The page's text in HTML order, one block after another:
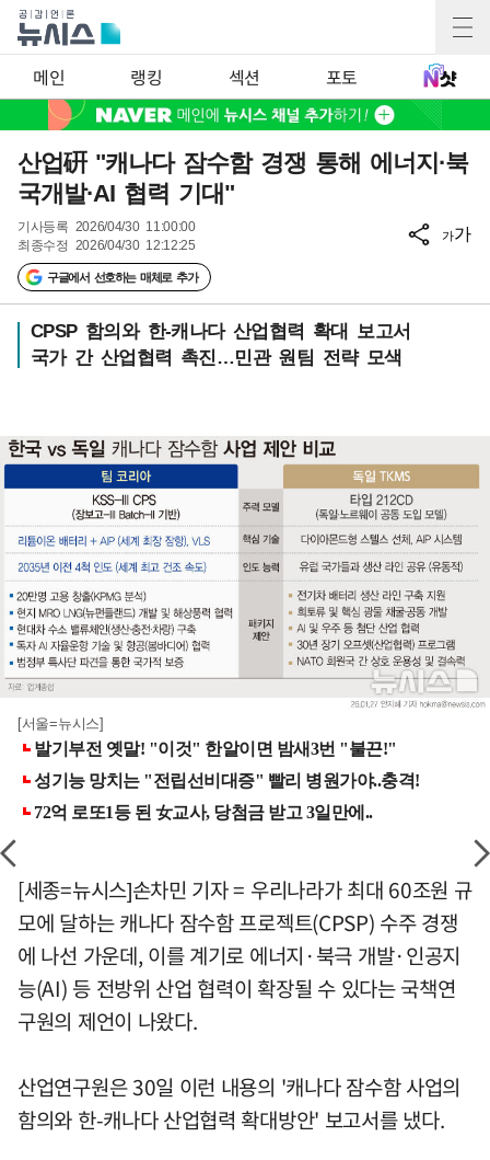
메인 랭킹 섹션 포토
산업硏 "캐나다 잠수함 경쟁 통해 에너지·북
국개발·AI 협력 기대"
기사등록 2026/04/30 11:00:00
최종수정 2026/04/30 12:12:25
구글에서 선호하는 매체로 추가
가가
CPSP 함의와 한-캐나다 산업협력 확대 보고서
국가 간 산업협력 촉진…민관 원팀 전략 모색
[서울=뉴시스]
[세종=뉴시스]손차민 기자 = 우리나라가 최대 60조원 규
모에 달하는 캐나다 잠수함 프로젝트(CPSP) 수주 경쟁
에 나선 가운데, 이를 계기로 에너지·북극 개발·인공지
능(AI) 등 전방위 산업 협력이 확장될 수 있다는 국책연
구원의 제언이 나왔다.
산업연구원은 30일 이런 내용의 '캐나다 잠수함 사업의
함의와 한-캐나다 산업협력 확대방안' 보고서를 냈다.